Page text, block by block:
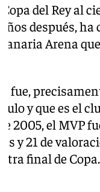
del Rey al
después,
Arena
fue,
y que es el
2005, el MVP
y 21 de
final de